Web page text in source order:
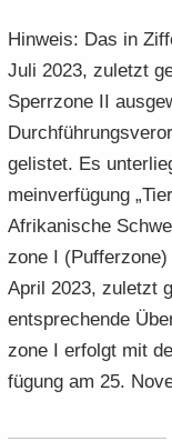
Hin­weis: Das in
Juli 2023, zu­letzt
Sperr­zo­ne II
ge­lis­tet. Es
mein­ver­fü­gung
Afri­ka­ni­sche
zo­ne I (Puf­fer­zo­ne)
April 2023, zu­letzt
ent­spre­chen­de
zo­ne I er­folgt mit
fü­gung am 25.